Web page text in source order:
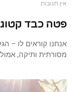
אין תגובות
פטה כבד
אנחנו קוראים לו –
מסורתית ותיקה,